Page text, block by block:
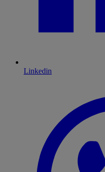
Linkedin